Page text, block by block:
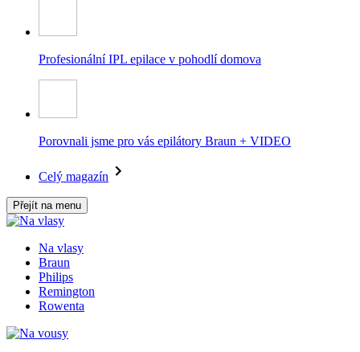
Profesionální IPL epilace v pohodlí domova
Porovnali jsme pro vás epilátory Braun + VIDEO
Celý magazín
Přejít na menu
Na vlasy
Braun
Philips
Remington
Rowenta